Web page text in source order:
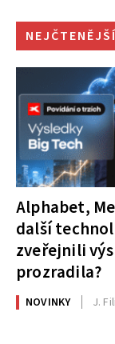
NEJČTENĚJŠÍ
Alphabet,
další
zveřejnili
prozradila?
NOVINKY J.